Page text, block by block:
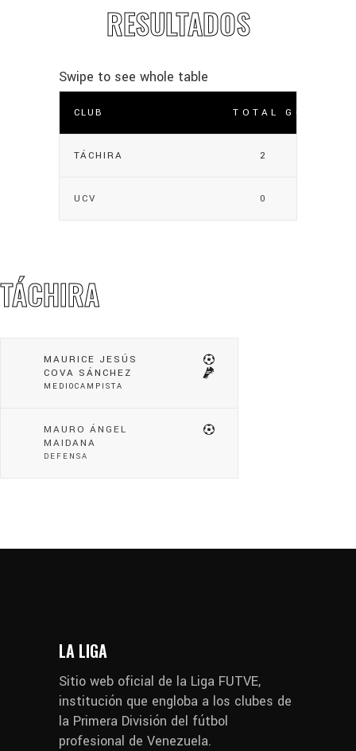
RESULTADOS
CLUB TOTAL GOLES
TÁCHIRA 2
UCV 0
TÁCHIRA
MAURICE JESÚS
COVA SÁNCHEZ
MEDIOCAMPISTA
MAURO ÁNGEL
MAIDANA
DEFENSA
LA LIGA
Sitio web oficial de la Liga FUTVE,
institución que engloba a los clubes de
la Primera División del fútbol
profesional de Venezuela.